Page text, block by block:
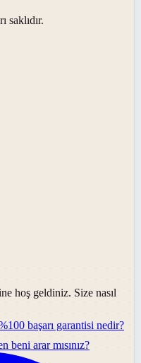
saklıdır.
hoş geldiniz. Size nasıl
başarı garantisi nedir?
beni arar mısınız?